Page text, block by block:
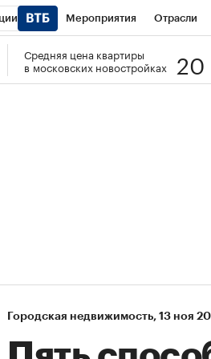
Мероприятия Отрасли
РБК РБК Образование
Средняя цена квартиры
в московских новостройках
Городская недвижимость⁠, 13 ноя